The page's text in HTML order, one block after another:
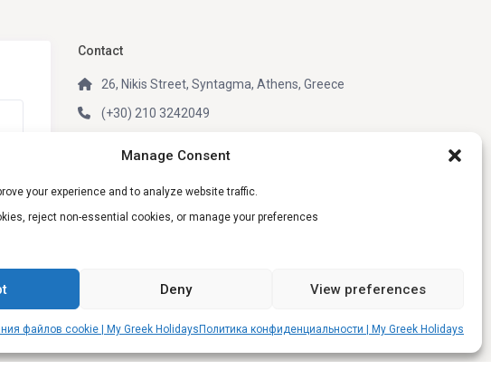
Manage Consent
your experience and to analyze website traffic.
reject non-essential cookies, or manage your preferences
Deny View preferences
файлов cookie | My Greek Holidays Политика конфиденциальности | My Greek Holidays
Contact
26, Nikis Street, Syntagma, Athens, Greece
(+30) 210 3242049
My Greek Holidays